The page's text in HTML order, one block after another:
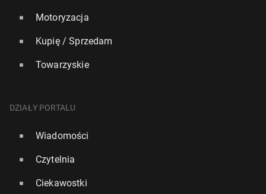
Motoryzacja
Kupię / Sprzedam
Towarzyskie
DZIAŁY PORTALU
Wiadomości
Czytelnia
Ciekawostki